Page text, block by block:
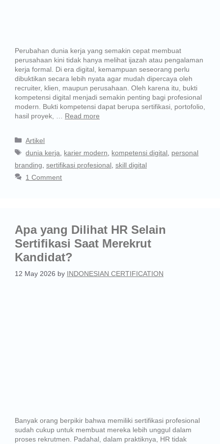
Perubahan dunia kerja yang semakin cepat membuat
perusahaan kini tidak hanya melihat ijazah atau pengalaman
kerja formal. Di era digital, kemampuan seseorang perlu
dibuktikan secara lebih nyata agar mudah dipercaya oleh
recruiter, klien, maupun perusahaan. Oleh karena itu, bukti
kompetensi digital menjadi semakin penting bagi profesional
modern. Bukti kompetensi dapat berupa sertifikasi, portofolio,
hasil proyek, … Read more
Artikel
dunia kerja
karier modern kompetensi digital personal
branding sertifikasi profesional skill digital
1 Comment
Apa yang Dilihat HR Selain
Sertifikasi Saat Merekrut
Kandidat?
12 May 2026 by INDONESIAN CERTIFICATION
Banyak orang berpikir bahwa memiliki sertifikasi profesional
sudah cukup untuk membuat mereka lebih unggul dalam
proses rekrutmen. Padahal, dalam praktiknya, HR tidak